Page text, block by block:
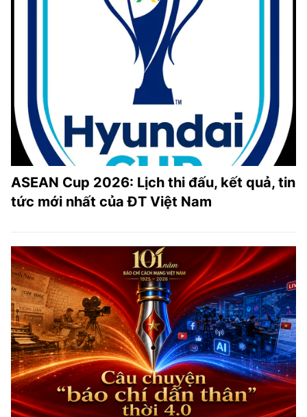
ASEAN Cup 2026: Lịch thi đấu, kết quả, tin
tức mới nhất của ĐT Việt Nam